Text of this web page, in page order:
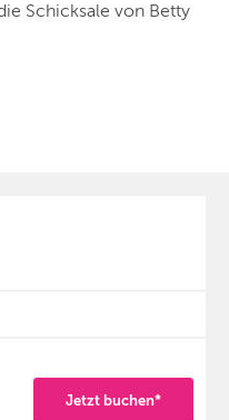
Schicksale von Betty
Jetzt buchen*